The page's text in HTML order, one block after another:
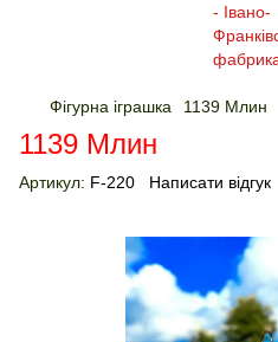
Фігурна іграшка 1139 Млин
1139 Млин
Артикул: F-220 Написати відгук